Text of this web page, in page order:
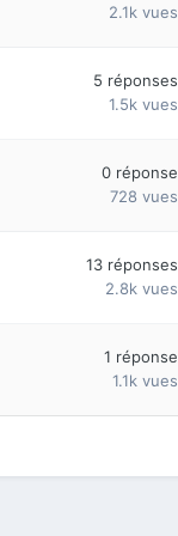
2.1k vues
5 réponses
1.5k vues
0 réponse
728 vues
13 réponses
2.8k vues
1 réponse
1.1k vues